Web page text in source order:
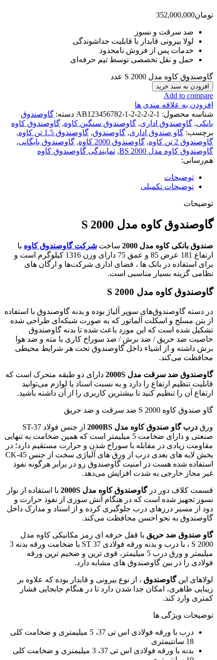
تومان352,000,000
ضد سرقت و نسوز
لولا بیرونی قابدار با قابلیت جداشوندگی
خدمات پس از فروش نامحدود
حمل و نقل تخصصی توسط تیم حرفه‌ای
گاوصندوق کاوه مدل 2000 S عدد
افزودن به سبد خرید
Add to compare
افزودن به علاقه مندی ها
شناسه محصول: AB123456782-1-2-2-2-2-1 دسته: گاوصندوق
بانکی, گاوصندوق اداری, گاوصندوق سنگین کاوه, گاوصندوق کاوه
برچسب: گاو صندوق اداری, گاوصندوق, گاوصندوق 1.5 تن کاوه
,
گاوصندوق 2 تن کاوه
, گاوصندوق 2000 کاوه , گاوصندوق بایگانی,
گاوصندوق کاوه مدل 2000 BS
, نمایندگی گاوصندوق کاوه
هم‌رسانی:
توضیحات
توضیحات تکمیلی
توضیحات
گاوصندوق کاوه مدل 2000 S
صندوق بانکی کاوه مدل 2000 ساخت شرکت گاوصندوقکاوه با
ارتفاع 181 عرض 85 و عمق 75 دارای وزن 1316 کیلوگرم است و
برای استفاده در بانک ها ، فضای اداری شرکت‌ها و ارگان های
نظامی گزینه بسیار مناسبی است.
گاوصندوق کاوه مدل 2000 S
در دسته گاوصندوق‌های سوپر آلیاژ بوده و بدنه گاوصندوق با استفاده
از بتن مسلح و اسکلت آلماتور که به صورت شبکه‌ای طراحی شده
تشکیل شده است که این مورد باعث شده تا بدنه گاوصندوق
خاصیت ضد حریق / ضد برش / ضد سوراخ کاری با مته و ضد هوا
برش داشته و از اشیاء داخل گاوصندوق تحت هر شرایط محیطی
محافظت می‌کند.
گاوصندوق ضد سرقت مدل 2000S
دارای دو طبقه متحرک است که
قابلیت تنظیم ارتفاع را دارد و به نسبت اسناد یا لوازم می‌توانید
ارتفاع آن را تنظیم کنید تا بیشترین کاربری را از آن داشته باشید.
گاو صندوق کاوه 2000 S ضد سرقت و ضد حریق
ورق درب گاو صندوق کاوه مدل 2000BS
از جنس فولاد ST-37
صنعتی و دارای ضخامت 5 میلیمتر است که همین ضخامت به تنهایی
مقاومت زیادی در مقابله با سوراخ شدن و حرارت مستقیم دارد؛ در
بخش لایه های بعدی درب از ورق های آلیاژی سخت از جنس CK-45
استفاده شده هست در امنیت گاوصندوق رو در برابر هرگونه نفوذ
غیر مجاز خارجی به شدت افزایش می‌دهد.
قسمت کلاف دور درگاوصندوق کاوه مدل 2000S
با استفاده از نوار
نسوز تجهیز شده است که در هنگام آتش سوزی از نفوذ حرارت و
دود از مسیر درزهای درب جلوگیری کرده و از اسناد و مدارک داخل
گاوصندوق به نحو احسن محافظت می‌کند.
گاو صندوق ضد حریق با قفل حرفه ای رمز مکانیکی کاوه مدل
2000 S ، با درب و بدنه ورقه فولادی ST 37 با ضخامت ورقه بدنه 3
میلیمتر و ورق درب 5 میلیمتر، قوی ترین و ضخیم ترین ورقه
فولادی را در بین گاوصندوق های مشابه دارد.
لولاهای اینگاوصندوق ، از نوع بیرونی و قابدار بوده که علاوه بر
زیبایی ظاهری، امکان جدا شدن دارد تا در هنگام جابجایی فشار
کمتری وارد کند.
توضیحات ویژگی ها
درب با ورقه فولادی اس تی 37، 5 میلیمتری و ضخامت کلی
18 سانتیمتری
بدنه با ورقه فولادی اس تی 37، 3 میلیمتری و ضخامت کلی